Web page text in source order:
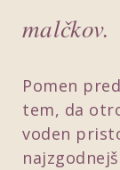
malčkov.
Pomen
tem, da
voden